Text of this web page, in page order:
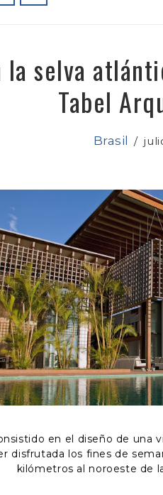
la selva
Tabel
Brasil /
en el diseño de una
disfrutada los fines de
kilómetros al noroeste de